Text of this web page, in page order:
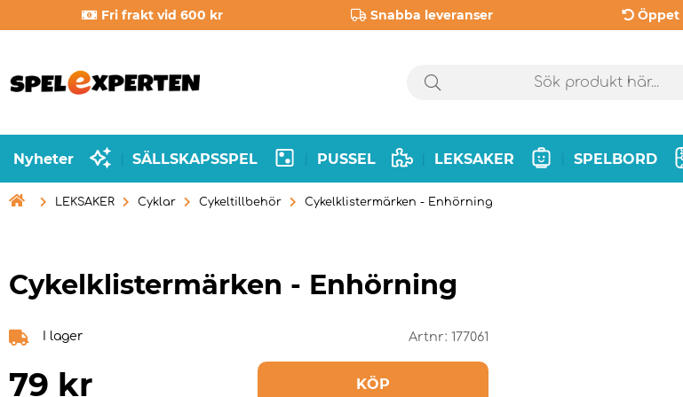
Fri frakt vid 600 kr Snabba leveranser Öppet
Nyheter SÄLLSKAPSSPEL PUSSEL LEKSAKER SPELBORD
 LEKSAKER Cyklar Cykeltillbehör Cykelklistermärken - Enhörning
Cykelklistermärken - Enhörning
I lager Artnr: 177061
79 kr KÖP